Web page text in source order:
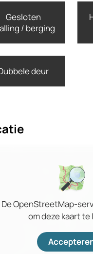
Gesloten
/ berging
deur
De OpenStreetMap-
om deze kaart te